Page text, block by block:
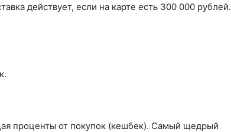
действует, если на карте есть 300 000 рублей.
проценты от покупок (кешбек). Самый щедрый